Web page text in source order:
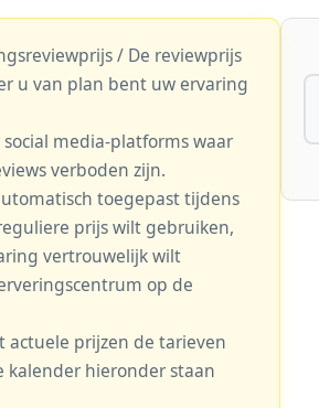
/ De reviewprijs
u van plan bent uw ervaring
media-platforms waar
verboden zijn.
toegepast tijdens
prijs wilt gebruiken,
vertrouwelijk wilt
op de
actuele prijzen de tarieven
kalender hieronder staan